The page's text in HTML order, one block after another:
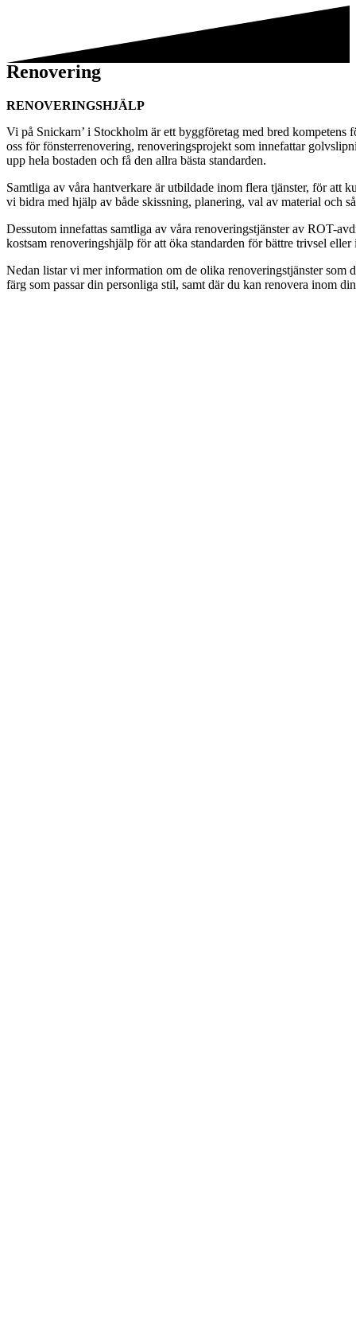
Renovering
RENOVERINGSHJÄLP
Vi på Snickarn’ i Stockholm är ett byggföretag med bred
oss för fönsterrenovering, renoveringsprojekt som innefattar
upp hela bostaden och få den allra bästa standarden.
Samtliga av våra hantverkare är utbildade inom flera tjänster, för att
vi bidra med hjälp av både skissning, planering, val av material och
Dessutom innefattas samtliga av våra renoveringstjänster av ROT-
kostsam renoveringshjälp för att öka standarden för bättre trivsel
Nedan listar vi mer information om de olika renoveringstjänster som
färg som passar din personliga stil, samt där du kan renovera inom